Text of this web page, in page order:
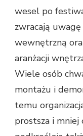
wesel po
zwracają
wewnętrzną
aranżacji
Wiele osób
montażu i
temu
prostsza i mniej